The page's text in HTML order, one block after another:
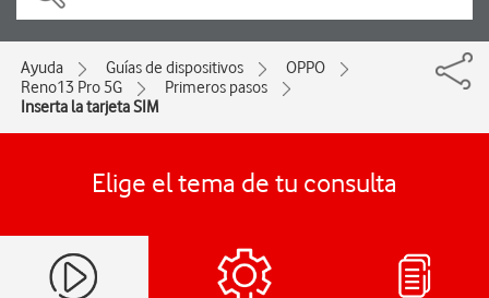
Ayuda Guías de dispositivos
OPPO
Reno13 Pro 5G
Primeros pasos
Inserta la tarjeta SIM
Elige el tema de tu consulta